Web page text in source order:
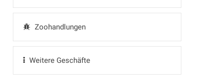
Zoohandlungen
Weitere Geschäfte